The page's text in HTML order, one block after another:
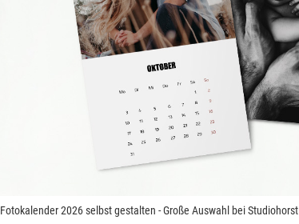
Fotokalender 2026 selbst gestalten - Große Auswahl bei Studiohorst